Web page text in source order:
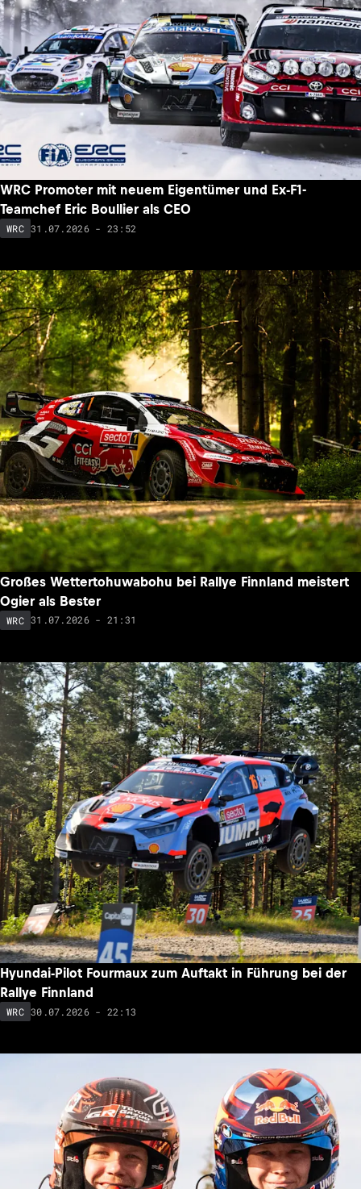
WRC Promoter mit neuem Eigentümer und Ex-F1-
Teamchef Eric Boullier als CEO
WRC 31.07.2026 - 23:52
Großes Wettertohuwabohu bei Rallye Finnland meistert
Ogier als Bester
WRC 31.07.2026 - 21:31
Hyundai-Pilot Fourmaux zum Auftakt in Führung bei der
Rallye Finnland
WRC 30.07.2026 - 22:13